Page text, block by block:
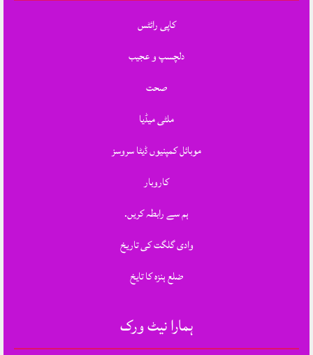
کاپی رائٹس
دلچسپ و عجیب
صحت
ملٹی میڈیا
موبائل کمپنیوں ڈیٹا سروسز
کاروبار
ہم سے رابطہ کریں.
وادی گلگت کی تاریخ
ضلع ہنزہ کا تایخ
ہمارا نیٹ ورک